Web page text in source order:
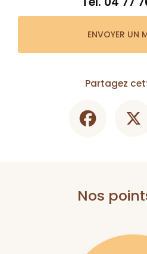
ENVOYER UN
Partagez
Nos